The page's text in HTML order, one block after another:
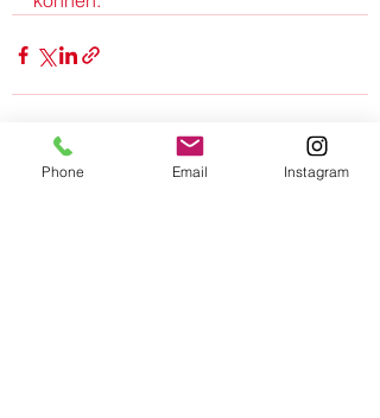
Phone Email Instagram